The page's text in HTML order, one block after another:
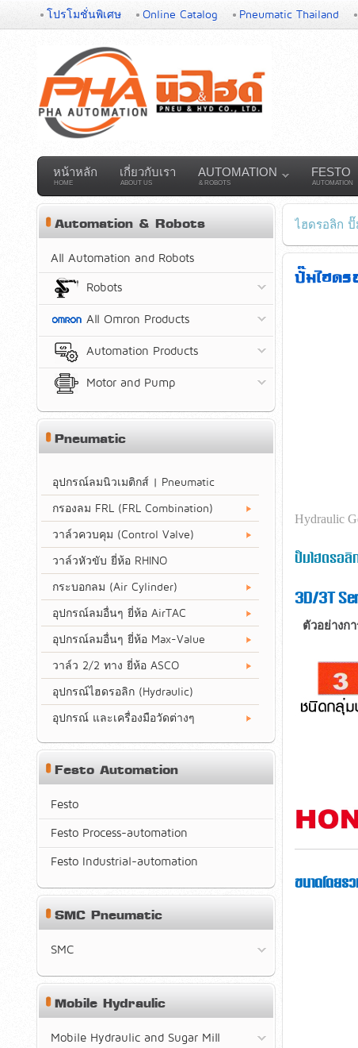
โปรโมชั่นพิเศษ Online Catalog Pneumatic Thailand
หน้าหลัก
HOME
เกี่ยวกับเรา
ABOUT US
AUTOMATION
& ROBOTS
FESTO
AUTOMATION
ไฮดรอลิก ปั๊
ปั๊มไฮด
Hydraulic
ปั๊มไฮดรอ
3D/3T
ตัวอย่างก
ขนาดโดยร
Automation & Robots
All Automation and Robots
Robots
All Omron Products
Automation Products
Motor and Pump
Pneumatic
อุปกรณ์ลมนิวเมติกส์ | Pneumatic
กรองลม FRL (FRL Combination)
วาล์วควบคุม (Control Valve)
วาล์วหัวขับ ยี่ห้อ RHINO
กระบอกลม (Air Cylinder)
อุปกรณ์ลมอื่นๆ ยี่ห้อ AirTAC
อุปกรณ์ลมอื่นๆ ยี่ห้อ Max-Value
วาล์ว 2/2 ทาง ยี่ห้อ ASCO
อุปกรณ์ไฮดรอลิก (Hydraulic)
อุปกรณ์ และเครื่องมือวัดต่างๆ
Festo Automation
Festo
Festo Process-automation
Festo Industrial-automation
SMC Pneumatic
SMC
Mobile Hydraulic
Mobile Hydraulic and Sugar Mill